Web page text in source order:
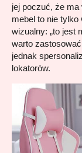
jej poczuć, że ma
mebel to nie
wizualny: „to jest
warto
jednak
lokatorów.